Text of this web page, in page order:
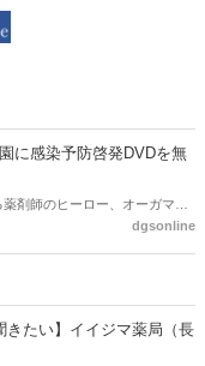
に感染予防啓発DVDを無
剤師のヒーロー、オーガマン
対策などをまとめた「けんこう
dgsonline
きたい】イイジマ薬局（長